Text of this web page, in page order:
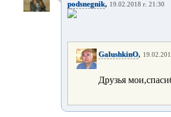
podsnegnik, 19.02.2018 г. 21:30
GalushkinO,
Друзья